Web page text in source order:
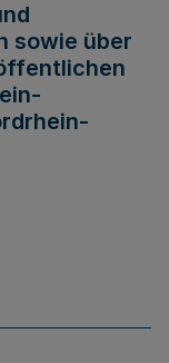
sowie über